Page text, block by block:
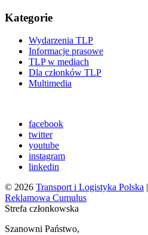
Kategorie
Wydarzenia TLP
Informacje prasowe
TLP w mediach
Dla członków TLP
Multimedia
facebook
twitter
youtube
instagram
linkedin
© 2026 Transport i Logistyka Polska |
Reklamowa Cumulus
Strefa członkowska
Szanowni Państwo,